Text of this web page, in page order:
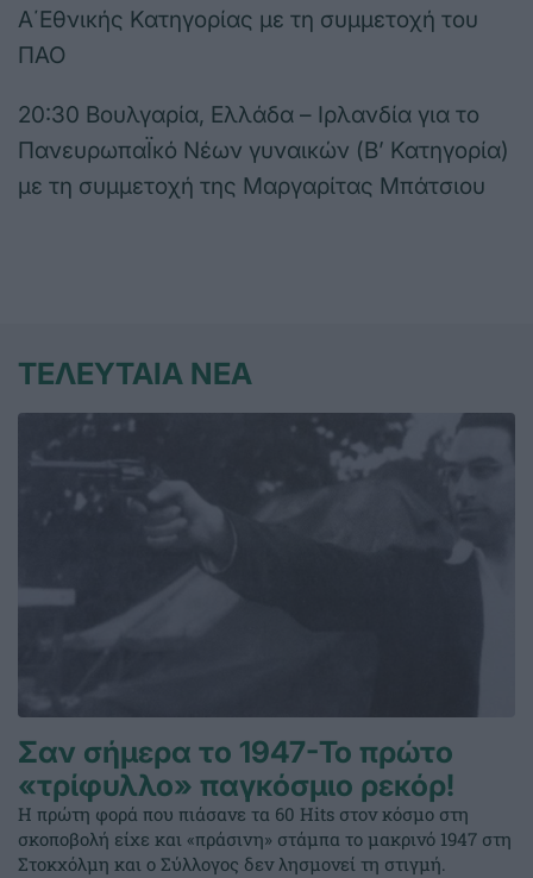
Α΄Εθνικής Κατηγορίας με τη συμμετοχή του
ΠΑΟ
20:30 Βουλγαρία, Ελλάδα – Ιρλανδία για το
ΠανευρωπαΪκό Νέων γυναικών (Β’ Κατηγορία)
με τη συμμετοχή της Μαργαρίτας Μπάτσιου
ΤΕΛΕΥΤΑΙΑ ΝΕΑ
Σαν σήμερα το 1947-Το πρώτο
«τρίφυλλο» παγκόσμιο ρεκόρ!
Η πρώτη φορά που πιάσανε τα 60 Hits στον κόσμο στη
σκοποβολή είχε και «πράσινη» στάμπα το μακρινό 1947 στη
Στοκχόλμη και ο Σύλλογος δεν λησμονεί τη στιγμή.